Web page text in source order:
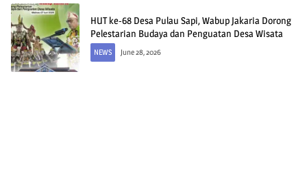
HUT ke-68 Desa Pulau Sapi, Wabup Jakaria Dorong
Pelestarian Budaya dan Penguatan Desa Wisata
NEWS June 28, 2026